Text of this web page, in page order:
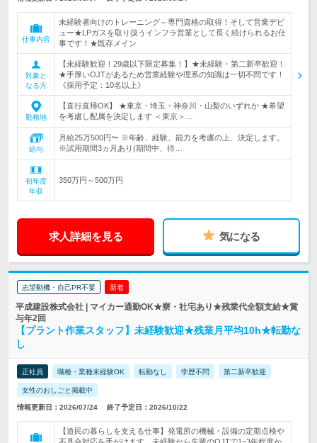
仕事内容
未経験者向けのトレーニング～専門資格の取得！そして営業デビ
ュー★LPガスを取り扱うインフラ営業として長く続けられるお仕
事です！★既存メイン
対象と
なる方
【未経験歓迎！29歳以下限定募集！】★未経験・第二新卒歓迎！
★手厚いOJTがあるため営業経験や理系の知識は一切不問です！
《採用予定：10名以上》
勤務地
【直行直帰OK】 ★東京・埼玉・神奈川・山梨のいずれか ★希望
を考慮し配属を決定します ＜東京＞…
給与
月給25万500円〜 ※年齢、経験、能力を考慮の上、決定します。
※試用期間3ヵ月あり(期間中、待…
初年度
年収
350万円～500万円
求人詳細を見る 気になる
志望動機・自己PR不要 新着
平成建設株式会社 | マイカー通勤OK★寮・社宅あり★残業代全額支給★賞
与年2回
【プラント作業スタッフ】未経験歓迎★残業月平均10h★転勤な
し
正社員 職種・業種未経験OK 転勤なし 学歴不問 第二新卒歓迎
女性のおしごと掲載中
情報更新日：2026/07/24 終了予定日：2026/10/22
【道民の暮らしを支える仕事】発電所の機械・設備の定期点検や